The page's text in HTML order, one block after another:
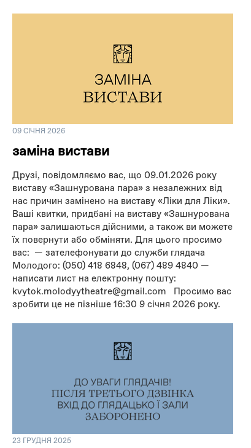
09 СІЧНЯ 2026
заміна вистави
Друзі, повідомляємо вас, що 09.01.2026 року
виставу «Зашнурована пара» з незалежних від
нас причин замінено на виставу «Ліки для Ліки».
Ваші квитки, придбані на виставу «Зашнурована
пара» залишаються дійсними, а також ви можете
їх повернути або обміняти. Для цього просимо
вас: — зателефонувати до служби глядача
Молодого: (050) 418 6848, (067) 489 4840 —
написати лист на електронну пошту:
kvytok.molodyytheatre@gmail.com Просимо вас
зробити це не пізніше 16:30 9 січня 2026 року.
23 ГРУДНЯ 2025